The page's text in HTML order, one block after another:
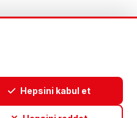
Hepsini kabul et